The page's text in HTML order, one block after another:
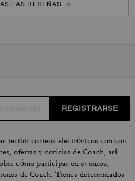
LAS RESEÑAS
REGISTRARSE
recibir correos electrónicos con con
ofertas y noticias de Coach, así
cómo participar en eventos,
de Coach. Tienes determinados